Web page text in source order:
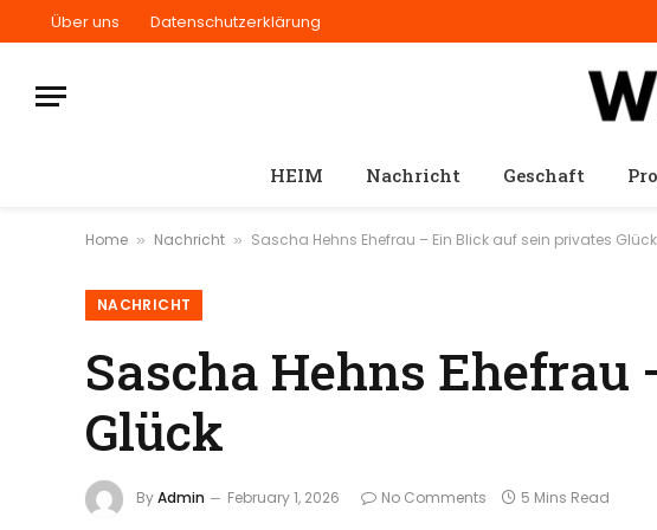
Über uns Datenschutzerklärung
HEIM Nachricht Geschaft
Home » Nachricht » Sascha Hehns Ehefrau – Ein Blick auf sein privates Glück
NACHRICHT
Sascha Hehns
Glück
ByAdmin February 1, 2026 No Comments 5 Mins Read